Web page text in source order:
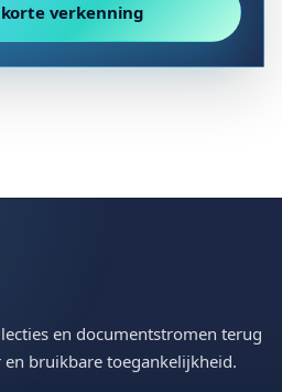
korte verkenning
en documentstromen terug
bruikbare toegankelijkheid.